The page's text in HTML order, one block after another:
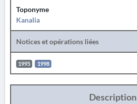
Toponyme
Kanalia
Notices et opérations liées
1995 1998
Description